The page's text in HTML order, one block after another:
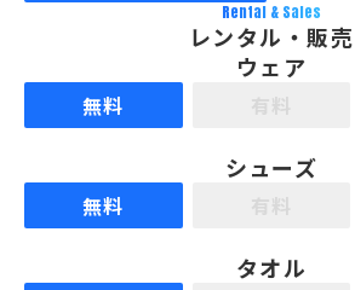
Rental & Sales
レンタル・販売
ウェア
無料
シューズ
無料
タオル